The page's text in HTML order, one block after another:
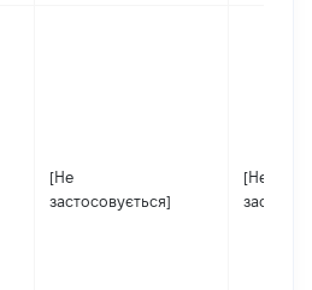
[Не
застосовується]
[Не